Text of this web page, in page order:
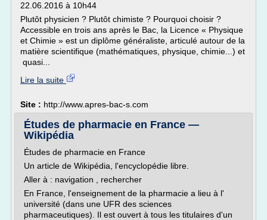
22.06.2016 à 10h44
Plutôt physicien ? Plutôt chimiste ? Pourquoi choisir ?
Accessible en trois ans après le Bac, la Licence « Physique
et Chimie » est un diplôme généraliste, articulé autour de la
matière scientifique (mathématiques, physique, chimie...) et
quasi...
Lire la suite
Site : http://www.apres-bac-s.com
Études de pharmacie en France —
Wikipédia
Études de pharmacie en France
Un article de Wikipédia, l'encyclopédie libre.
Aller à : navigation , rechercher
En France, l'enseignement de la pharmacie a lieu à l'
université (dans une UFR des sciences
pharmaceutiques). Il est ouvert à tous les titulaires d'un